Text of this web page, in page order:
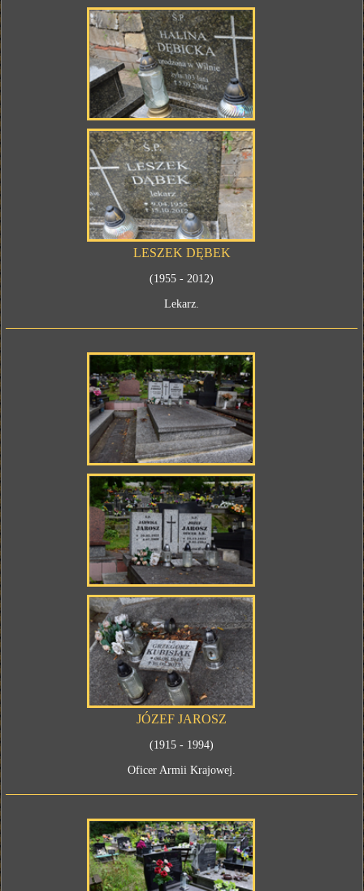
LESZEK DĘBEK
(1955 - 2012)
Lekarz.
JÓZEF JAROSZ
(1915 - 1994)
Oficer Armii Krajowej.